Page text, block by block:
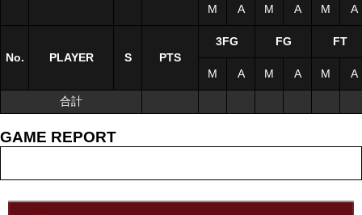
No. PLAYER S
合計
M A M A M A
No. PLAYER S PTS
3FG FG FT
M A M A M A
合計
GAME REPORT